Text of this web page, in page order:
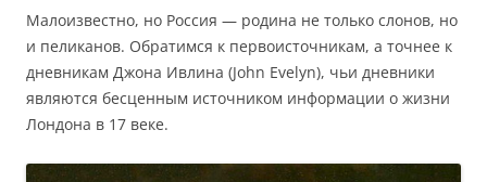
Малоизвестно, но Россия — родина не только слонов, но
и пеликанов. Обратимся к первоисточникам, а точнее к
дневникам Джона Ивлина (John Evelyn), чьи дневники
являются бесценным источником информации о жизни
Лондона в 17 веке.